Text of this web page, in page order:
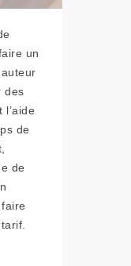
un
des
de
de